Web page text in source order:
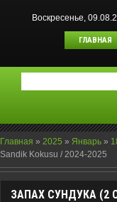
Воскресенье,
ГЛАВНАЯ
Главная » 2025 » Январь »
Sandik Kokusu / 2024-2025
ЗАПАХ СУНДУКА (2